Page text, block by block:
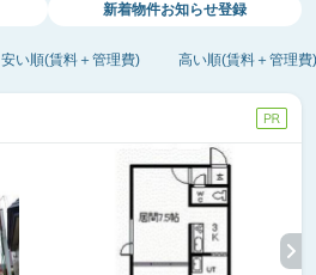
新着物件お知らせ登録
安い順(賃料＋管理費) 高い順(賃料＋管理費)